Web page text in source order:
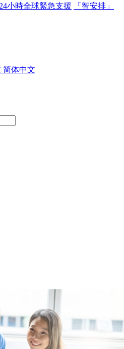
24小時全球緊急支援
「智安排」
简体中文